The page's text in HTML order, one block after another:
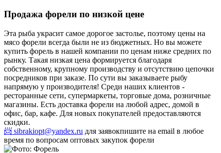
Продажа форели по низкой цене
Эта рыба украсит самое дорогое застолье, поэтому цены на
мясо форели всегда были не из бюджетных. Но вы можете
купить форель в нашей компании по ценам ниже средних по
рынку. Такая низкая цена формируется благодаря
собственному, крупному производству и отсутствию цепочки
посредников при заказе. По сути вы заказываете рыбу
напрямую у производителя! Среди наших клиентов -
ресторанные сети, супермаркеты, торговые дома, розничные
магазины. Есть доставка форели на любой адрес, домой в
офис, бар, кафе. Для новых покупателей предоставляются
скидки.
📨 sibrakiopt@yandex.ru для заявокпишите на email в любое
время по вопросам оптовых закупок форели